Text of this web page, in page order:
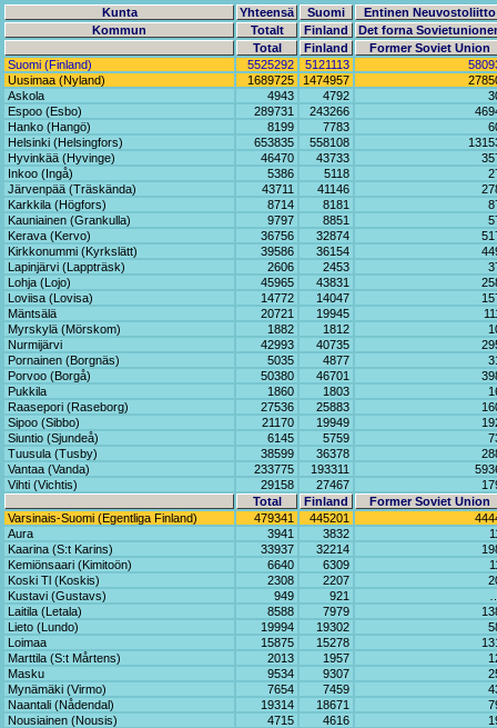
Kunta Yhteensä Suomi
Entinen Neuvostoliitto
Kommun
Totalt Finland
Det forna
Total
Finland
Former Soviet Union
Suomi (Finland)
5525292 5121113
Uusimaa (Nyland)
1689725 1474957
Askola
4943 4792
Espoo (Esbo)
289731 243266
Hanko (Hangö)
8199 7783
Helsinki (Helsingfors)
653835 558108
Hyvinkää (Hyvinge)
46470 43733
Inkoo (Ingå)
5386 5118
Järvenpää (Träskända)
43711 41146
Karkkila (Högfors)
8714 8181
Kauniainen (Grankulla)
9797 8851
Kerava (Kervo)
36756 32874
Kirkkonummi (Kyrkslätt)
39586 36154
Lapinjärvi (Lappträsk)
2606 2453
Lohja (Lojo)
45965 43831
Loviisa (Lovisa)
14772 14047
Mäntsälä
20721 19945
Myrskylä (Mörskom)
1882 1812
Nurmijärvi
42993 40735
Pornainen (Borgnäs)
5035 4877
Porvoo (Borgå)
50380 46701
Pukkila
1860 1803
Raasepori (Raseborg)
27536 25883
Sipoo (Sibbo)
21170 19949
Siuntio (Sjundeå)
6145 5759
Tuusula (Tusby)
38599 36378
Vantaa (Vanda)
233775 193311
Vihti (Vichtis)
29158 27467
Total
Finland
Former Soviet Union
Varsinais-Suomi (Egentliga Finland)
479341 445201
Aura
3941 3832
Kaarina (S:t Karins)
33937 32214
Kemiönsaari (Kimitoön)
6640 6309
Koski Tl (Koskis)
2308 2207
Kustavi (Gustavs)
949 921
Laitila (Letala)
8588 7979
Lieto (Lundo)
19994 19302
Loimaa
15875 15278
Marttila (S:t Mårtens)
2013 1957
Masku
9534 9307
Mynämäki (Virmo)
7654 7459
Naantali (Nådendal)
19314 18671
Nousiainen (Nousis)
4715 4616